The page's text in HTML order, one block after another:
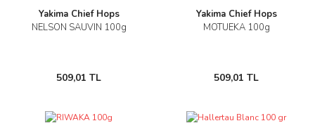
Yakima Chief Hops
NELSON SAUVIN 100g
509,01 TL
Yakima Chief Hops
MOTUEKA 100g
509,01 TL